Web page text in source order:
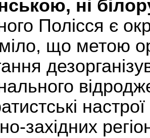
ні
Полісся є
що метою
західних